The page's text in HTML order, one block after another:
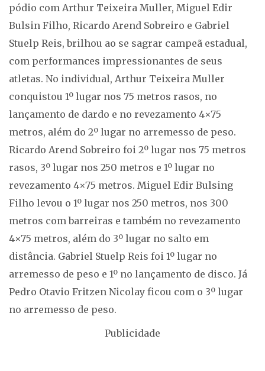
pódio com Arthur Teixeira Muller, Miguel Edir
Bulsin Filho, Ricardo Arend Sobreiro e Gabriel
Stuelp Reis, brilhou ao se sagrar campeã estadual,
com performances impressionantes de seus
atletas. No individual, Arthur Teixeira Muller
conquistou 1º lugar nos 75 metros rasos, no
lançamento de dardo e no revezamento 4×75
metros, além do 2º lugar no arremesso de peso.
Ricardo Arend Sobreiro foi 2º lugar nos 75 metros
rasos, 3º lugar nos 250 metros e 1º lugar no
revezamento 4×75 metros. Miguel Edir Bulsing
Filho levou o 1º lugar nos 250 metros, nos 300
metros com barreiras e também no revezamento
4×75 metros, além do 3º lugar no salto em
distância. Gabriel Stuelp Reis foi 1º lugar no
arremesso de peso e 1º no lançamento de disco. Já
Pedro Otavio Fritzen Nicolay ficou com o 3º lugar
no arremesso de peso.
Publicidade